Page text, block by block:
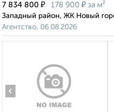
7 834 800 ₽ 178 900 ₽ за м²
Западный район, ЖК Новый
Агентство, 06.08.2026
‹